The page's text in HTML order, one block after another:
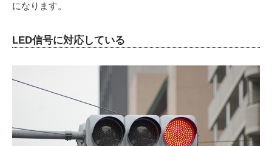
になります。
LED信号に対応している